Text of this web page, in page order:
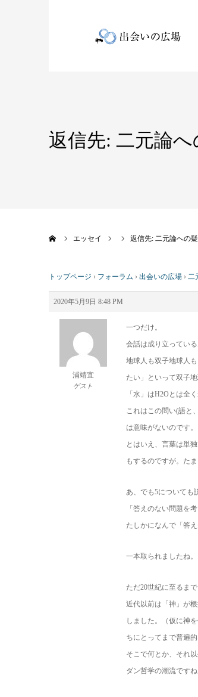
返信先: 二元論へ
エッセイ 返信先: 二元論への
トップページ › フォーラム › 出会いの広場 › 二
2020年5月9日 8:48 PM
浦靖宜
ゲスト
一つだけ。
会話は成り立ってい
地球人も双子地球人
たい」といって双子
「水」はH2Oとは全
これはこの問い(語と
は意味がないのです。
とはいえ、言葉は単
もするのですが。た
あ、でも5についても
「答えのない問題を
たしかになんで「答
一本取られましたね。
ただ20世紀に至るま
近代以前は「神」が
しました。（仮に神
ちにとってまで普遍
そこで何とか、それ
ダン哲学の潮流ですね